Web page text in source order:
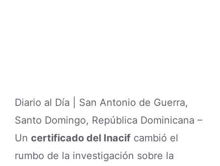
Diario al Día | San Antonio de Guerra,
Santo Domingo, República Dominicana –
Un certificado del Inacif cambió el
rumbo de la investigación sobre la